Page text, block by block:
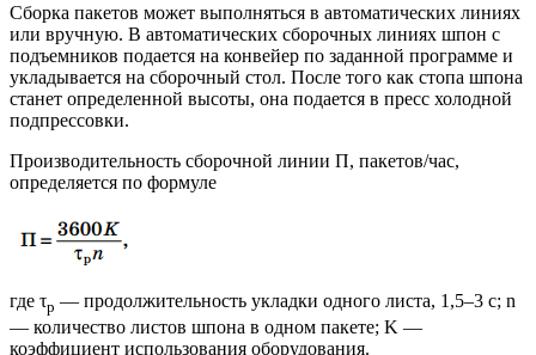
Сборка пакетов может выполняться в автоматических линиях
или вручную. В автоматических сборочных линиях шпон с
подъемников подается на конвейер по заданной программе и
укладывается на сборочный стол. После того как стопа шпона
станет определенной высоты, она подается в пресс холодной
подпрессовки.
Производительность сборочной линии П, пакетов/час,
определяется по формуле
где τр — продолжительность укладки одного листа, 1,5–3 с; n
— количество листов шпона в одном пакете; K —
коэффициент использования оборудования.